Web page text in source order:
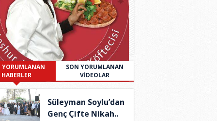
YORUMLANAN
HABERLER
SON YORUMLANAN
VİDEOLAR
Süleyman Soylu’dan
Genç Çifte Nikah..